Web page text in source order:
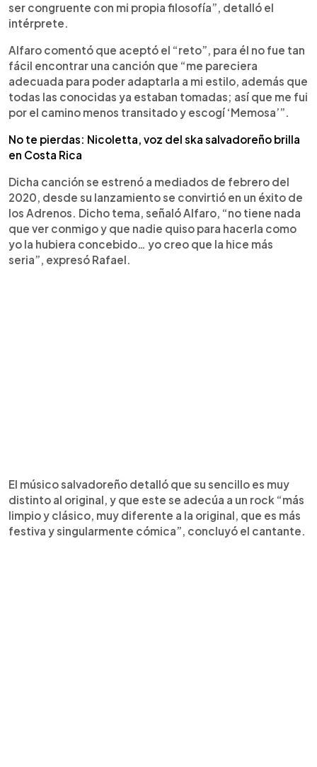
ser congruente con mi propia filosofía”, detalló el
intérprete.
Alfaro comentó que aceptó el “reto”, para él no fue tan
fácil encontrar una canción que “me pareciera
adecuada para poder adaptarla a mi estilo, además que
todas las conocidas ya estaban tomadas; así que me fui
por el camino menos transitado y escogí ‘Memosa’”.
No te pierdas: Nicoletta, voz del ska salvadoreño brilla
en Costa Rica
Dicha canción se estrenó a mediados de febrero del
2020, desde su lanzamiento se convirtió en un éxito de
los Adrenos. Dicho tema, señaló Alfaro, “no tiene nada
que ver conmigo y que nadie quiso para hacerla como
yo la hubiera concebido… yo creo que la hice más
seria”, expresó Rafael.
El músico salvadoreño detalló que su sencillo es muy
distinto al original, y que este se adecúa a un rock “más
limpio y clásico, muy diferente a la original, que es más
festiva y singularmente cómica”, concluyó el cantante.